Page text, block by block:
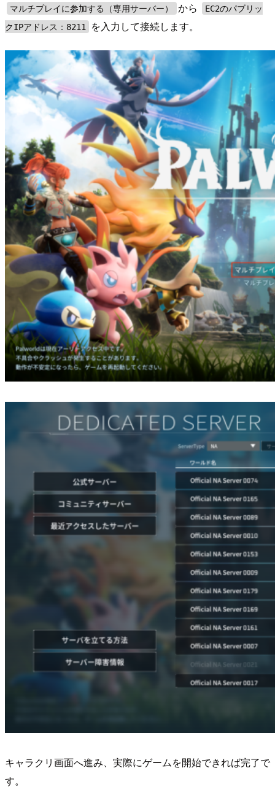
マルチプレイに参加する（専用サーバー） から
EC2のパブリッ
クIPアドレス：8211
を入力して接続します。
キャラクリ画面へ進み、実際にゲームを開始できれば完了で
す。